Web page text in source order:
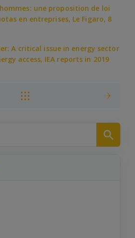
une proposition de loi
en entreprises, Le Figaro, 8
A critical issue in energy sector
access, IEA reports in 2019